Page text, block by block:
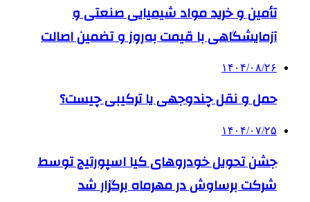
تأمین و خرید مواد شیمیایی صنعتی و
آزمایشگاهی با قیمت به‌روز و تضمین اصالت
۱۴۰۴/۰۸/۲۶
حمل و نقل چندوجهی یا ترکیبی چیست؟
۱۴۰۴/۰۷/۲۵
جشن تحویل خودروهای کیا اسپورتیج توسط
شرکت برساوش در مهرماه برگزار شد